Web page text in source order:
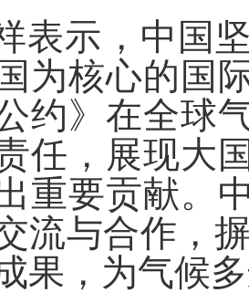
表示，中国
为核心的国
约》在全球
任，展现大
重要贡献。
流与合作，
果，为气候